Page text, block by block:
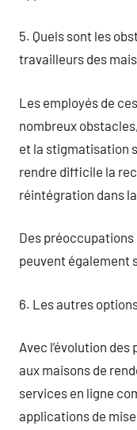
5. Quels sont les
travailleurs des
Les employés de
nombreux
et la stigmatisation
rendre difficile la
réintégration dans
Des
peuvent également
6. Les autres
Avec l’évolution
aux maisons de
services en ligne
applications de